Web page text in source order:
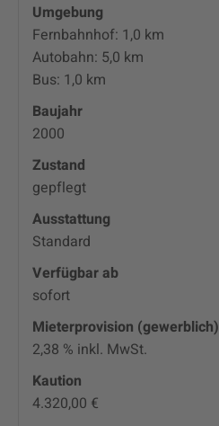
Umgebung
Fernbahnhof: 1,0 km
Autobahn: 5,0 km
Bus: 1,0 km
Baujahr
2000
Zustand
gepflegt
Ausstattung
Standard
Verfügbar ab
sofort
Mieter­provision (gewerblich)
2,38 % inkl. MwSt.
Kaution
4.320,00 €